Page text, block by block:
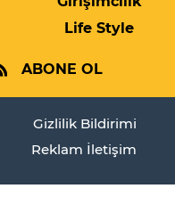
Life Style
ABONE OL
Gizlilik Bildirimi
Reklam İletişim